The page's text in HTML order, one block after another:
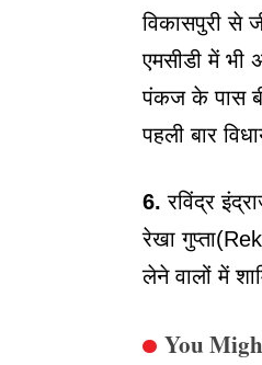
विकासपुरी से
एमसीडी में भी
पंकज के पास
पहली बार
6. रविंद्र
रेखा
लेने वालों में
You